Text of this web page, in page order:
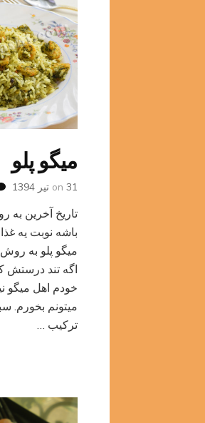
میگو پلو
on 31 تیر 1394
باشه نوبت یه
میگو پلو به
اگه تند درستش
خودم اهل میگو
میتونم بخورم.
ترکیب …